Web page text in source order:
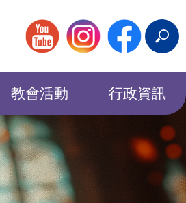
搜
尋
教會活動 行政資訊